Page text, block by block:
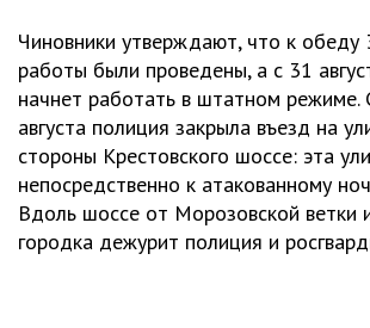
Чиновники утверждают, что к обеду
работы были проведены, а с 31
начнет работать в штатном режиме.
августа полиция закрыла въезд на
стороны Крестовского шоссе: эта
непосредственно к атакованному
Вдоль шоссе от Морозовской ветки
городка дежурит полиция и